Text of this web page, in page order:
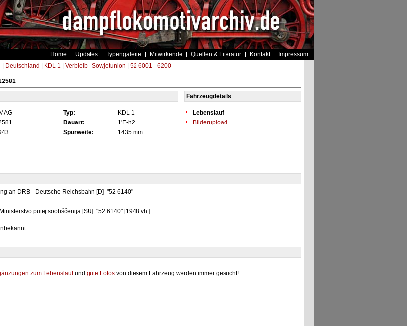
Home Updates Typengalerie Mitwirkende Quellen & Literatur Kontakt Impressum
Deutschland KDL 1 Verbleib| Sowjetunion 52 6001 - 6200
Fahrzeugdetails
Typ: KDL 1
Lebenslauf
Bauart: 1'E-h2
Bilderupload
Spurweite: 1435 mm
an DRB - Deutsche Reichsbahn [D] "52 6140"
putej soobščenija [SU] "52 6140" [1948 vh.]
zum Lebenslaufund gute Fotos von diesem Fahrzeug werden immer gesucht!